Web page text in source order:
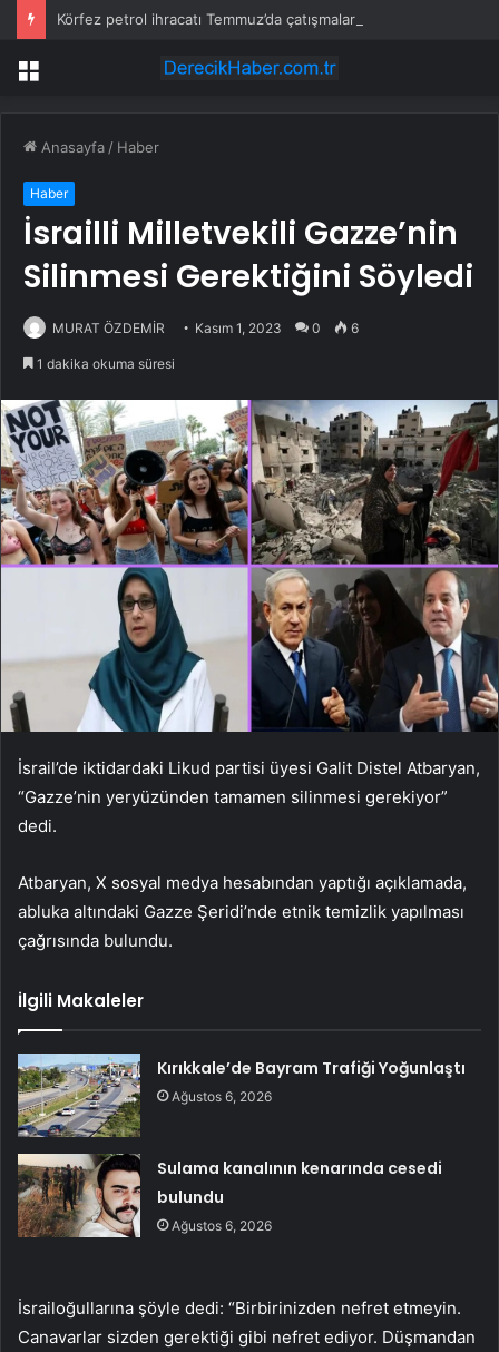
Menü
Anasayfa / Haber
Haber
İsrailli Milletvekili Gazze’nin
Silinmesi Gerektiğini Söyledi
MURAT ÖZDEMİR Kasım 1, 2023 0 6
1 dakika okuma süresi
İsrail’de iktidardaki Likud partisi üyesi Galit Distel Atbaryan,
“Gazze’nin yeryüzünden tamamen silinmesi gerekiyor”
dedi.
Atbaryan, X sosyal medya hesabından yaptığı açıklamada,
abluka altındaki Gazze Şeridi’nde etnik temizlik yapılması
çağrısında bulundu.
İlgili Makaleler
Kırıkkale’de Bayram Trafiği Yoğunlaştı
Ağustos 6, 2026
Sulama kanalının kenarında cesedi
bulundu
Ağustos 6, 2026
İsrailoğullarına şöyle dedi: “Birbirinizden nefret etmeyin.
Canavarlar sizden gerektiği gibi nefret ediyor. Düşmandan